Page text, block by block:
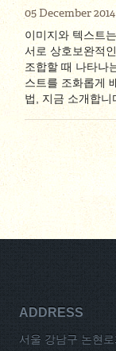
05 December 2014
이미지와 텍스트
서로 상호보완적
조합할 때 나타나
스트를 조화롭게
법, 지금 소개합
ADDRESS
서울 강남구 논현